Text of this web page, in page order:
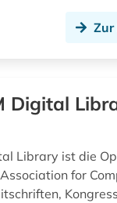
corporate governance (1)
(1)
cusip-identifier (1)
Zur
Digital
Library ist die
for